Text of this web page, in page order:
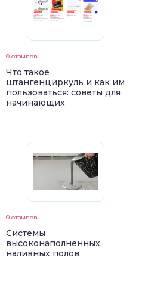
0 отзывов
Что такое
штангенциркуль и как им
пользоваться: советы для
начинающих
0 отзывов
Системы
высоконаполненных
наливных полов